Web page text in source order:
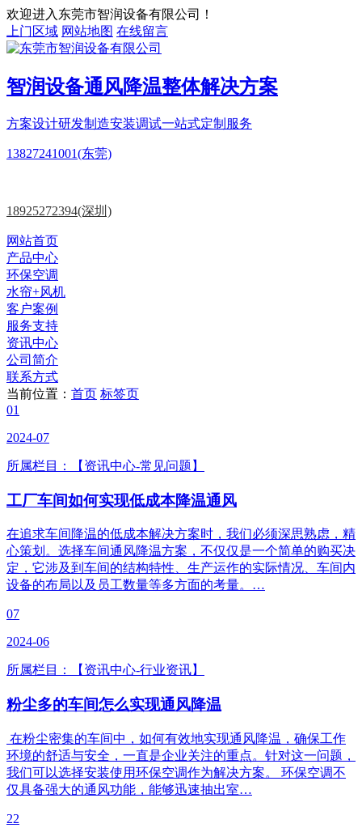
欢迎进入东莞市智润设备有限公司！
上门区域 网站地图 在线留言
智润设备通风降温整体解决方案
方案设计研发制造安装调试一站式定制服务
13827241001(东莞)
18925272394(深圳)
网站首页
产品中心
环保空调
水帘+风机
客户案例
服务支持
资讯中心
公司简介
联系方式
当前位置： 首页 标签页
01
2024-07
所属栏目：【资讯中心-常见问题】
工厂车间如何实现低成本降温通风
在追求车间降温的低成本解决方案时，我们必须深思熟虑，精
心策划。选择车间通风降温方案，不仅仅是一个简单的购买决
定，它涉及到车间的结构特性、生产运作的实际情况、车间内
设备的布局以及员工数量等多方面的考量。…
07
2024-06
所属栏目：【资讯中心-行业资讯】
粉尘多的车间怎么实现通风降温
在粉尘密集的车间中，如何有效地实现通风降温，确保工作
环境的舒适与安全，一直是企业关注的重点。针对这一问题，
我们可以选择安装使用环保空调作为解决方案。 环保空调不
仅具备强大的通风功能，能够迅速抽出室…
22